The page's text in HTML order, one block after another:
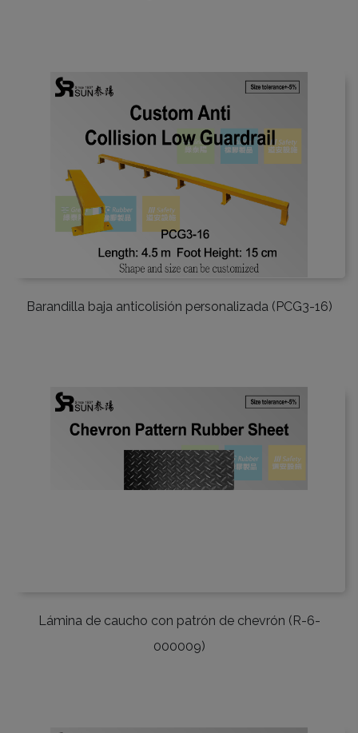
Barandilla baja anticolisión personalizada (PCG3-16)
Lámina de caucho con patrón de chevrón (R-6-
000009)